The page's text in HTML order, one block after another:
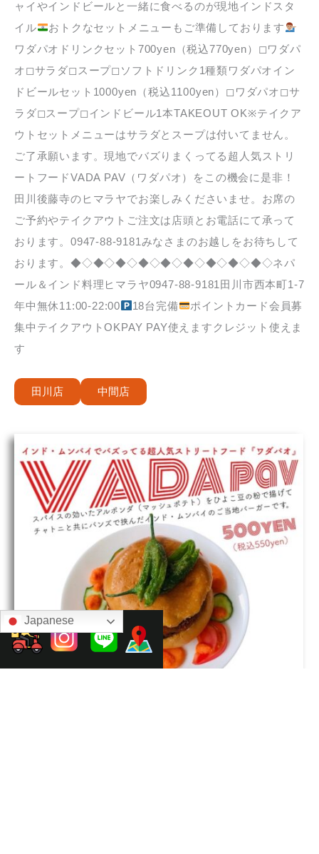
ャイやインドビールと一緒に食べるのが現地インドスタ
イル
おトクなセットメニューもご準備しております
ワダパオドリンクセット700yen（税込770yen）◻︎ワダパ
オ◻︎サラダ◻︎スープ◻︎ソフトドリンク1種類ワダパオイン
ドビールセット1000yen（税込1100yen）◻︎ワダパオ◻︎サ
ラダ◻︎スープ◻︎インドビール1本TAKEOUT OK※テイクア
ウトセットメニューはサラダとスープは付いてません。
ご了承願います。現地でバズりまくってる超人気ストリ
ートフードVADA PAV（ワダパオ）をこの機会に是非！
田川後藤寺のヒマラヤでお楽しみくださいませ。お席の
ご予約やテイクアウトご注文は店頭とお電話にて承って
おります。0947-88-9181みなさまのお越しをお待ちして
おります。◆◇◆◇◆◇◆◇◆◇◆◇◆◇◆◇◆◇ネパ
ール＆インド料理ヒマラヤ0947-88-9181田川市西本町1-7
年中無休11:00-22:00
18台完備
ポイントカード会員募
集中テイクアウトOKPAY PAY使えますクレジット使えま
す
田川店 中間店
Japanese